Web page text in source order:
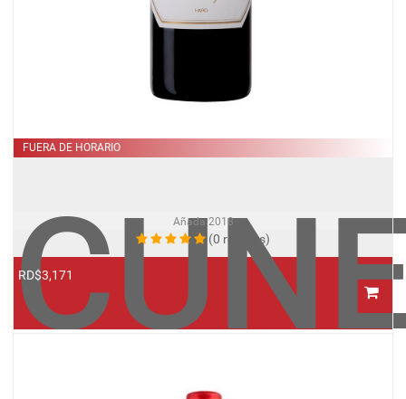
FUERA DE HORARIO
Añada2018
(0 reviews)
RD$3,171